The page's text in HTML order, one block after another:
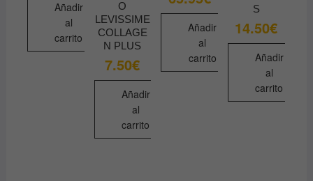
Añadir
al
carrito
O
LEVISSIME
COLLAGE
N PLUS
7.50€
Añadir
al
carrito
Añadir
al
carrito
S
14.50€
Añadir
al
carrito